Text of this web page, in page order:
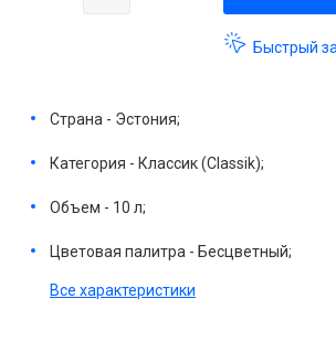
Быстрый
Страна - Эстония;
Категория - Классик (Classik);
Объем - 10 л;
Цветовая палитра - Бесцветный;
Все характеристики